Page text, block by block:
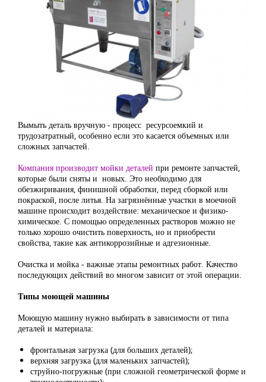
Вымыть деталь вручную - процесс ресурсоемкий и
трудозатратный, особенно если это касается объемных или
сложных запчастей.
Компания производит мойки деталей при ремонте запчастей,
которые были сняты и новых. Это необходимо для
обезжиривания, финишной обработки, перед сборкой или
покраской, после литья. На загрязнённые участки в моечной
машине происходит воздействие: механическое и физико-
химическое. С помощью определенных растворов можно не
только хорошо очистить поверхность, но и приобрести
свойства, такие как антикоррозийные и адгезионные.
Очистка и мойка - важные этапы ремонтных работ. Качество
последующих действий во многом зависит от этой операции.
Типы моющей машины
Моющую машину нужно выбирать в зависимости от типа
деталей и материала:
фронтальная загрузка (для больших деталей);
верхняя загрузка (для маленьких запчастей);
струйно-погружные (при сложной геометрической форме и